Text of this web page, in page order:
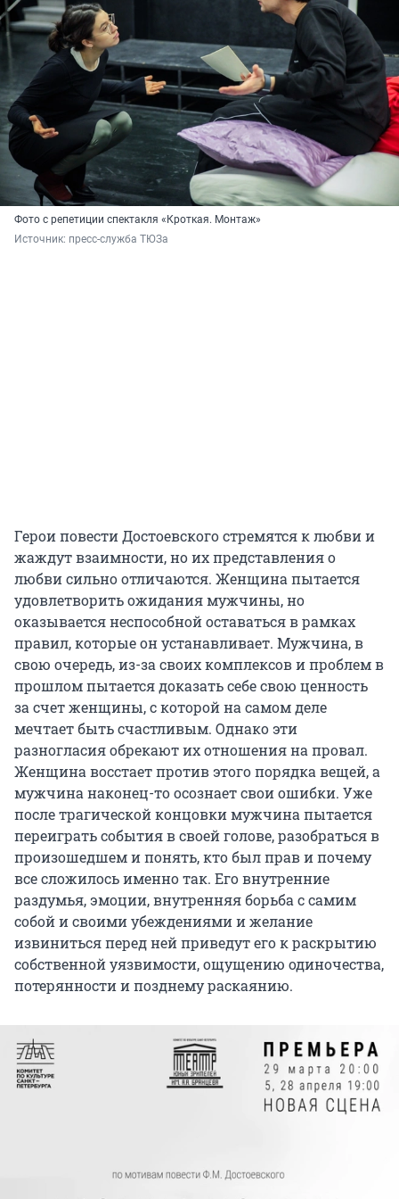
Фото с репетиции спектакля «Кроткая. Монтаж»
Источник: пресс-служба ТЮЗа
Герои повести Достоевского стремятся к любви и
жаждут взаимности, но их представления о
любви сильно отличаются. Женщина пытается
удовлетворить ожидания мужчины, но
оказывается неспособной оставаться в рамках
правил, которые он устанавливает. Мужчина, в
свою очередь, из-за своих комплексов и проблем в
прошлом пытается доказать себе свою ценность
за счет женщины, с которой на самом деле
мечтает быть счастливым. Однако эти
разногласия обрекают их отношения на провал.
Женщина восстает против этого порядка вещей, а
мужчина наконец-то осознает свои ошибки. Уже
после трагической концовки мужчина пытается
переиграть события в своей голове, разобраться в
произошедшем и понять, кто был прав и почему
все сложилось именно так. Его внутренние
раздумья, эмоции, внутренняя борьба с самим
собой и своими убеждениями и желание
извиниться перед ней приведут его к раскрытию
собственной уязвимости, ощущению одиночества,
потерянности и позднему раскаянию.